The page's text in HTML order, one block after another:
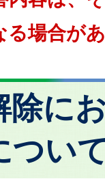
る場合が
除に
つい